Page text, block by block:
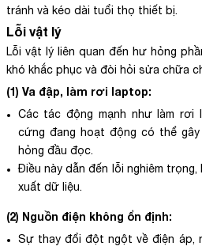
tránh và kéo dài tuổi thọ thiết bị.
Lỗi vật lý
Lỗi vật lý liên quan đến hư hỏng
khó khắc phục và đòi hỏi sửa chữa
(1) Va đập, làm rơi laptop:
Các tác động mạnh như làm rơi
cứng đang hoạt động có thể
hỏng đầu đọc.
Điều này dẫn đến lỗi nghiêm
xuất dữ liệu.
(2) Nguồn điện không ổn định:
Sự thay đổi đột ngột về điện áp,